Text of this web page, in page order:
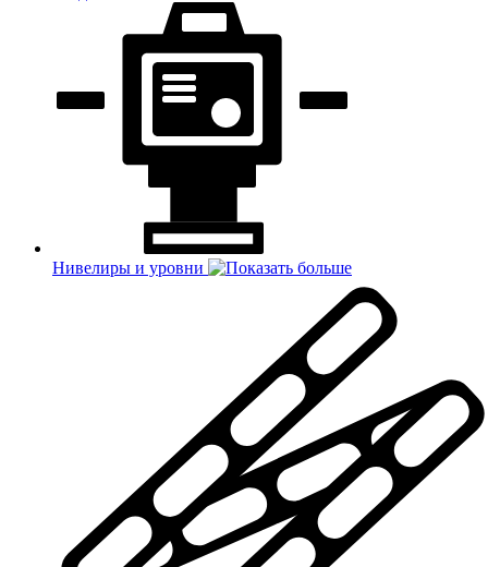
Нивелиры и уровни